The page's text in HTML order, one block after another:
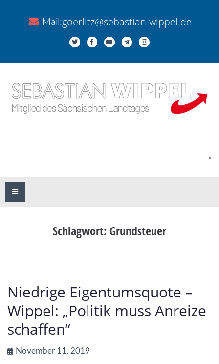
Mail:goerlitz@sebastian-wippel.de
.
Schlagwort: Grundsteuer
Niedrige Eigentumsquote –
Wippel: „Politik muss Anreize
schaffen“
November 11, 2019